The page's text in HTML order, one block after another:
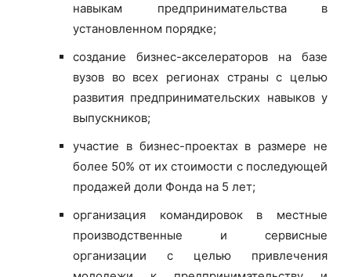
навыкам предпринимательства в
установленном порядке;
создание бизнес-акселераторов на базе
вузов во всех регионах страны с целью
развития предпринимательских навыков у
выпускников;
участие в бизнес-проектах в размере не
более 50% от их стоимости с последующей
продажей доли Фонда на 5 лет;
организация командировок в местные
производственные и сервисные
организации с целью привлечения